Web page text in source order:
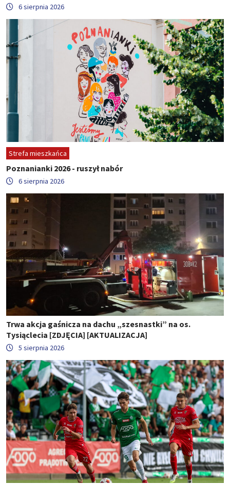
6 sierpnia 2026
Strefa mieszkańca
Poznanianki 2026 - ruszył nabór
6 sierpnia 2026
Trwa akcja gaśnicza na dachu „szesnastki” na os.
Tysiąclecia [ZDJĘCIA] [AKTUALIZACJA]
5 sierpnia 2026